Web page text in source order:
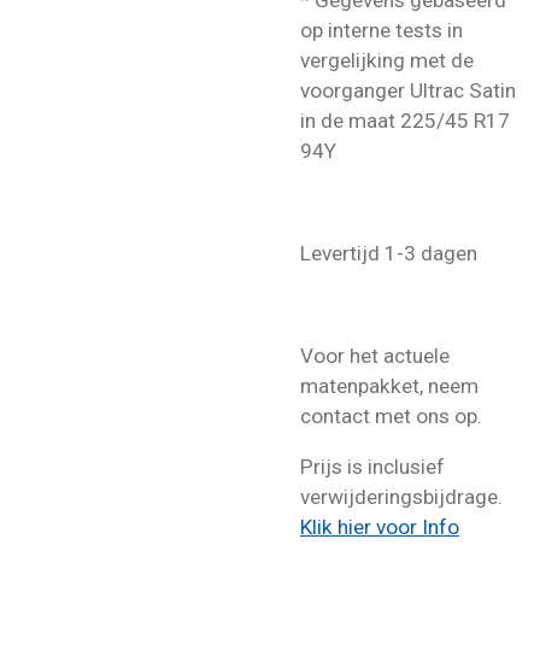
op interne tests in
vergelijking met de
voorganger Ultrac Satin
in de maat 225/45 R17
94Y
Levertijd 1-3 dagen
Voor het actuele
matenpakket, neem
contact met ons op.
Prijs is inclusief
verwijderingsbijdrage.
Klik hier voor Info